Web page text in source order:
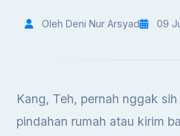
Oleh Deni Nur Arsyad 09
Kang, Teh, pernah nggak
pindahan rumah atau kirim